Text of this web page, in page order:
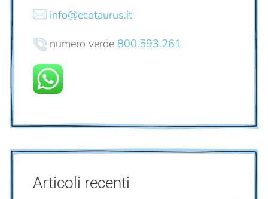
info@ecotaurus.it
numero verde 800.593.261
Articoli recenti